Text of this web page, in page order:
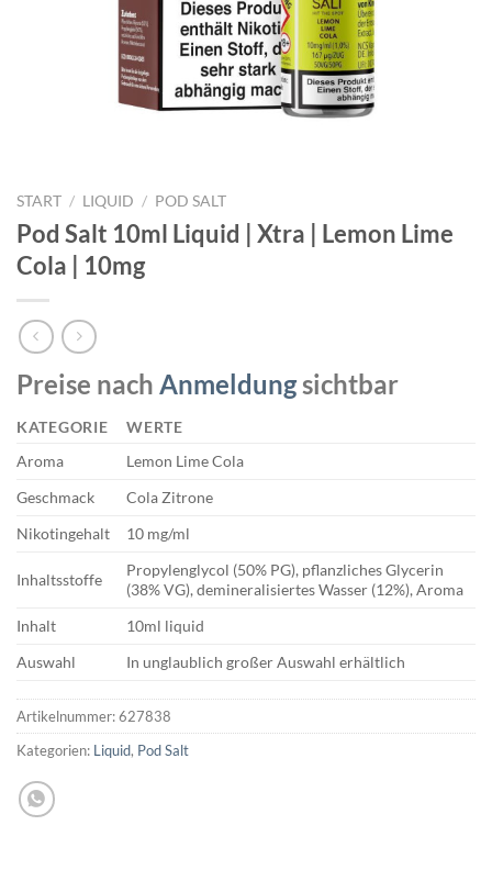
START / LIQUID / POD SALT
Pod Salt 10ml Liquid | Xtra | Lemon Lime
Cola | 10mg
Preise nach Anmeldungsichtbar
KATEGORIE
WERTE
Aroma
Lemon Lime Cola
Geschmack
Cola Zitrone
Nikotingehalt
10 mg/ml
Inhaltsstoffe
Propylenglycol (50% PG), pflanzliches Glycerin
(38% VG), demineralisiertes Wasser (12%), Aroma
Inhalt
10ml liquid
Auswahl
In unglaublich großer Auswahl erhältlich
Artikelnummer:627838
Kategorien: Liquid, Pod Salt